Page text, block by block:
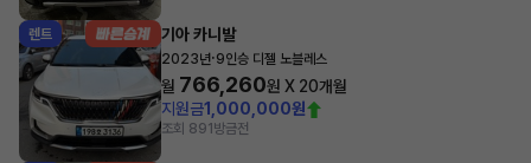
렌트 기아 카니발
2023년·9인승 디젤 노블레스
월 766,260원 X 20개월
지원금1,000,000원
조회 891 방금전